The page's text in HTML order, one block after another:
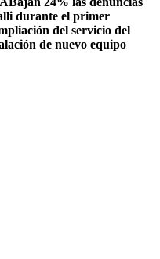
durante el primer
del servicio del
de nuevo equipo